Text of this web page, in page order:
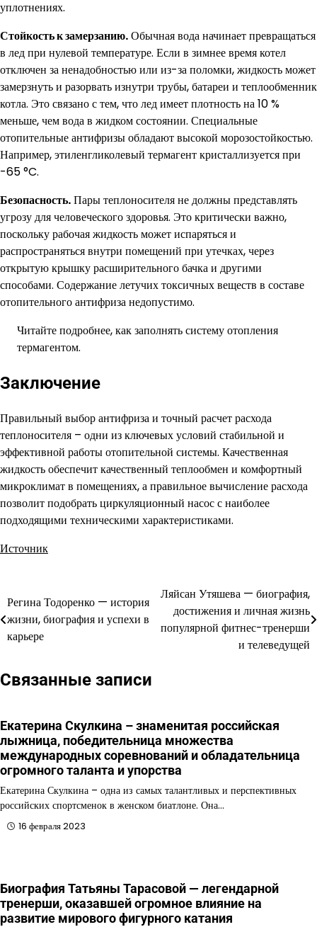
уплотнениях.
Стойкость к замерзанию.Обычная вода начинает превращаться
в лед при нулевой температуре. Если в зимнее время котел
отключен за ненадобностью или из-за поломки, жидкость может
замерзнуть и разорвать изнутри трубы, батареи и теплообменник
котла. Это связано с тем, что лед имеет плотность на 10 %
меньше, чем вода в жидком состоянии. Специальные
отопительные антифризы обладают высокой морозостойкостью.
Например, этиленгликолевый термагент кристаллизуется при
-65 °C.
Безопасность.Пары теплоносителя не должны представлять
угрозу для человеческого здоровья. Это критически важно,
поскольку рабочая жидкость может испаряться и
распространяться внутри помещений при утечках, через
открытую крышку расширительного бачка и другими
способами. Содержание летучих токсичных веществ в составе
отопительного антифриза недопустимо.
Читайте подробнее, как заполнять систему отопления
термагентом.
Заключение
Правильный выбор антифриза и точный расчет расхода
теплоносителя – одни из ключевых условий стабильной и
эффективной работы отопительной системы. Качественная
жидкость обеспечит качественный теплообмен и комфортный
микроклимат в помещениях, а правильное вычисление расхода
позволит подобрать циркуляционный насос с наиболее
подходящими техническими характеристиками.
Источник
Навигация
по
записям
Регина Тодоренко — история
жизни, биография и успехи в
карьере
Ляйсан Утяшева — биография,
достижения и личная жизнь
популярной фитнес-тренерши
и телеведущей
Связанные записи
Екатерина Скулкина – знаменитая российская
лыжница, победительница множества
международных соревнований и обладательница
огромного таланта и упорства
Екатерина Скулкина – одна из самых талантливых и перспективных
российских спортсменок в женском биатлоне. Она…
16 февраля 2023
Биография Татьяны Тарасовой — легендарной
тренерши, оказавшей огромное влияние на
развитие мирового фигурного катания